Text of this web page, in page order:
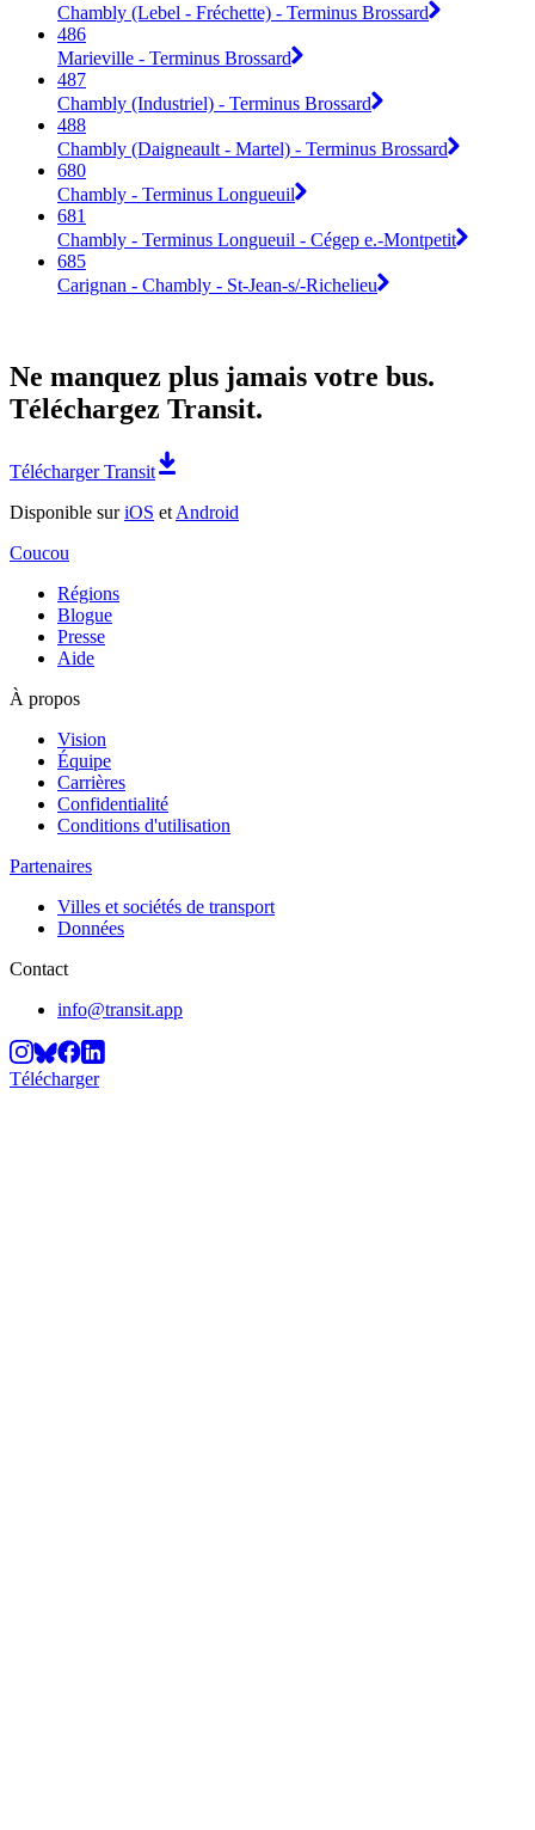
Chambly (Lebel - Fréchette) - Terminus Brossard
486
Marieville - Terminus Brossard
487
Chambly (Industriel) - Terminus Brossard
488
Chambly (Daigneault - Martel) - Terminus Brossard
680
Chambly - Terminus Longueuil
681
Chambly - Terminus Longueuil - Cégep e.-Montpetit
685
Carignan - Chambly - St-Jean-s/-Richelieu
Ne manquez plus jamais votre bus.
Téléchargez Transit.
Télécharger Transit
Disponible suriOS et Android
Coucou
Régions
Blogue
Presse
Aide
À propos
Vision
Équipe
Carrières
Confidentialité
Conditions d'utilisation
Partenaires
Villes et sociétés de transport
Données
Contact
info@transit.app
Télécharger